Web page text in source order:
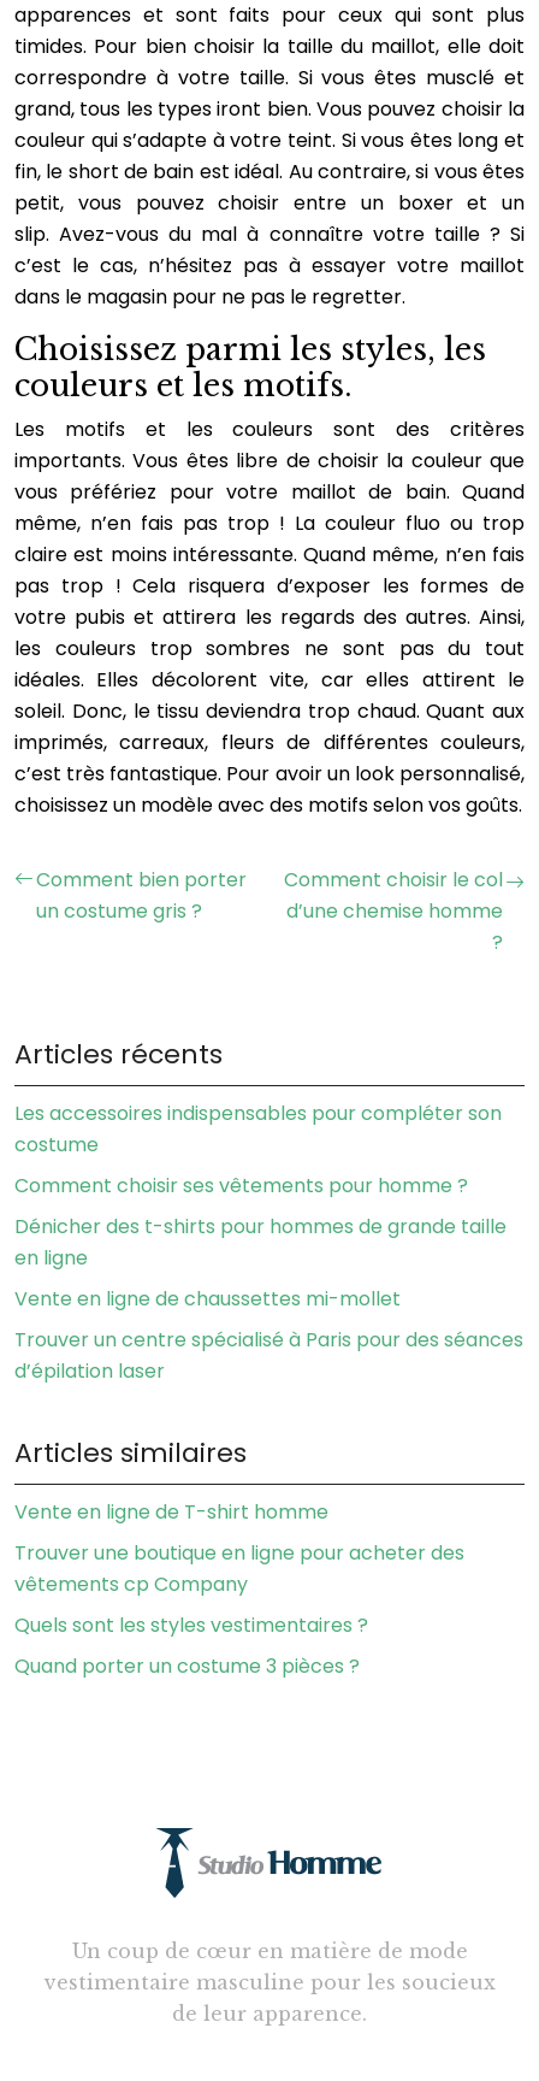
apparences et sont faits pour ceux qui sont plus
timides. Pour bien choisir la taille du maillot, elle doit
correspondre à votre taille. Si vous êtes musclé et
grand, tous les types iront bien. Vous pouvez choisir la
couleur qui s’adapte à votre teint. Si vous êtes long et
fin, le short de bain est idéal. Au contraire, si vous êtes
petit, vous pouvez choisir entre un boxer et un
slip. Avez-vous du mal à connaître votre taille ? Si
c’est le cas, n’hésitez pas à essayer votre maillot
dans le magasin pour ne pas le regretter.
Choisissez parmi les styles, les
couleurs et les motifs.
Les motifs et les couleurs sont des critères
importants. Vous êtes libre de choisir la couleur que
vous préfériez pour votre maillot de bain. Quand
même, n’en fais pas trop ! La couleur fluo ou trop
claire est moins intéressante. Quand même, n’en fais
pas trop ! Cela risquera d’exposer les formes de
votre pubis et attirera les regards des autres. Ainsi,
les couleurs trop sombres ne sont pas du tout
idéales. Elles décolorent vite, car elles attirent le
soleil. Donc, le tissu deviendra trop chaud. Quant aux
imprimés, carreaux, fleurs de différentes couleurs,
c’est très fantastique. Pour avoir un look personnalisé,
choisissez un modèle avec des motifs selon vos goûts.
Comment bien porter
un costume gris ?
Comment choisir le col
d’une chemise homme
?
Articles récents
Les accessoires indispensables pour compléter son
costume
Comment choisir ses vêtements pour homme ?
Dénicher des t-shirts pour hommes de grande taille
en ligne
Vente en ligne de chaussettes mi-mollet
Trouver un centre spécialisé à Paris pour des séances
d’épilation laser
Articles similaires
Vente en ligne de T-shirt homme
Trouver une boutique en ligne pour acheter des
vêtements cp Company
Quels sont les styles vestimentaires ?
Quand porter un costume 3 pièces ?
Un coup de cœur en matière de mode
vestimentaire masculine pour les soucieux
de leur apparence.